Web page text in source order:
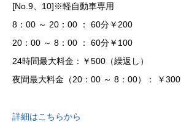
[No.9、10]※軽自動車専用
8：00 ～ 20：00 ： 60分￥200
20：00 ～ 8：00 ： 60分￥100
24時間最大料金：￥500（繰返し）
夜間最大料金（20：00 ～ 8：00）： ￥300
詳細はこちらから